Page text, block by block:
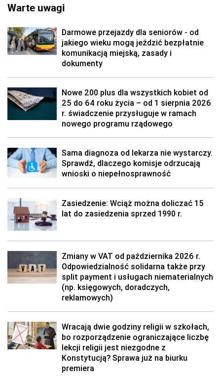
Warte uwagi
Darmowe przejazdy dla seniorów - od
jakiego wieku mogą jeździć bezpłatnie
komunikacją miejską, zasady i
dokumenty
Nowe 200 plus dla wszystkich kobiet od
25 do 64 roku życia – od 1 sierpnia 2026
r. świadczenie przysługuje w ramach
nowego programu rządowego
Sama diagnoza od lekarza nie wystarczy.
Sprawdź, dlaczego komisje odrzucają
wnioski o niepełnosprawność
Zasiedzenie: Wciąż można doliczać 15
lat do zasiedzenia sprzed 1990 r.
Zmiany w VAT od października 2026 r.
Odpowiedzialność solidarna także przy
split payment i usługach niematerialnych
(np. księgowych, doradczych,
reklamowych)
Wracają dwie godziny religii w szkołach,
bo rozporządzenie ograniczające liczbę
lekcji religii jest niezgodne z
Konstytucją? Sprawa już na biurku
premiera